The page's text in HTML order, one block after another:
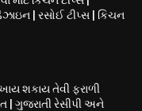
| રસોઈ ટીપ્સ | કિચન
શકાય તેવી ફરાળી
| ગુજરાતી રેસીપી અને